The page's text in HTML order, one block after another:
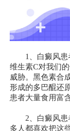
1、白癜风患
维生素C对我们
威胁。黑色素合
形成的多巴醌还
患者大量食用富
2、白癜风患
多人都喜欢把这